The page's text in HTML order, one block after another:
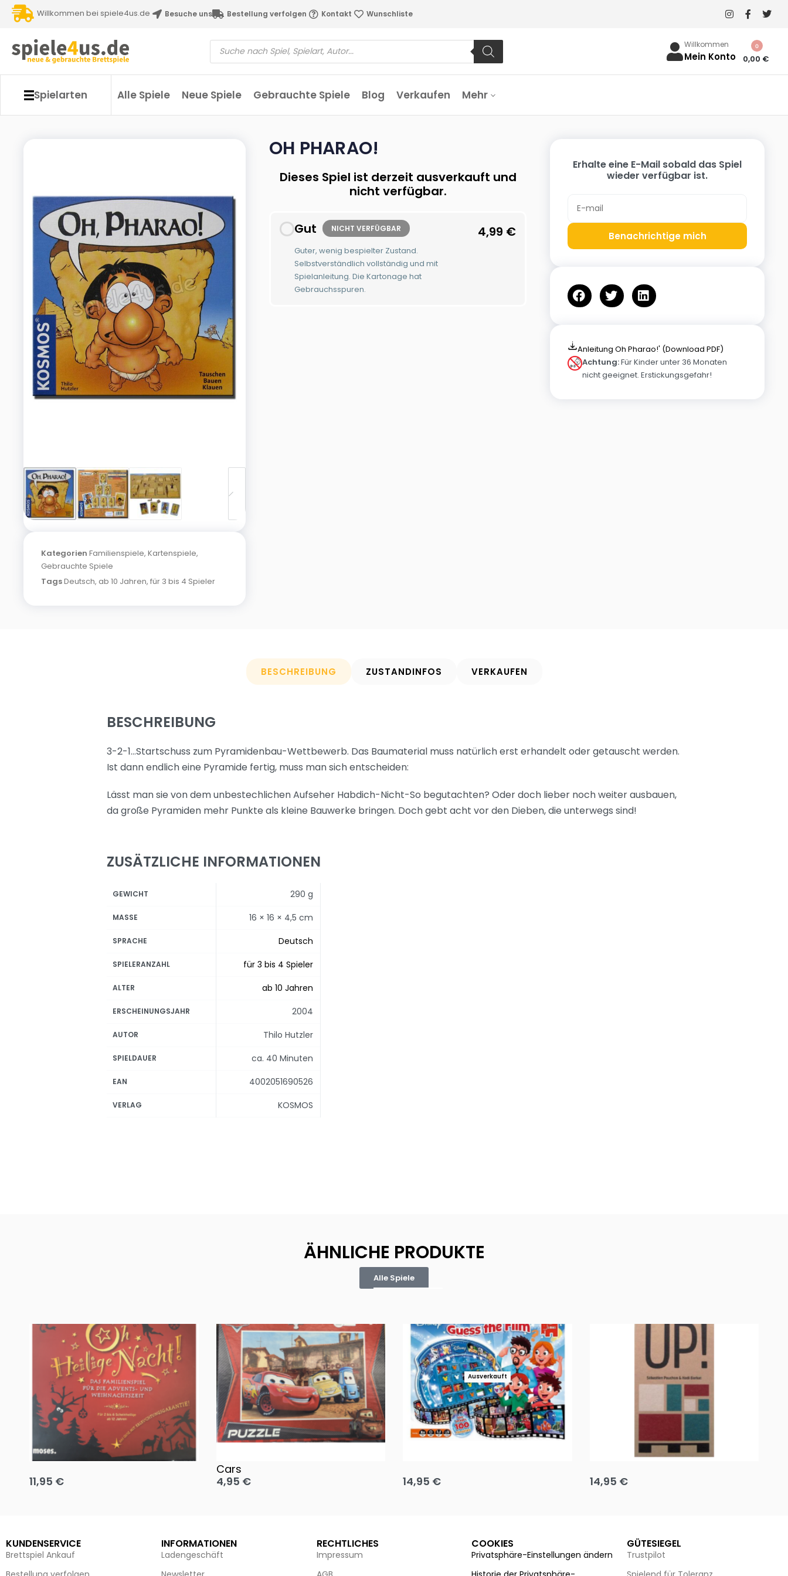
Willkommen bei spiele4us.de Besuche uns Bestellung verfolgen Kontakt Wunschliste
Willkommen
Mein Konto 0,00 €
0
Spielarten Alle Spiele Neue Spiele Gebrauchte Spiele Blog Verkaufen Mehr
Kategorien Familienspiele, Kartenspiele,
Gebrauchte Spiele
TagsDeutsch, ab 10 Jahren, für 3 bis 4 Spieler
OH PHARAO!
Dieses Spiel ist derzeit ausverkauft und
nicht verfügbar.
Gut NICHT VERFÜGBAR
Guter, wenig bespielter Zustand.
Selbstverständlich vollständig und mit
Spielanleitung. Die Kartonage hat
Gebrauchsspuren.
4,99 €
Erhalte eine E-Mail sobald das Spiel
wieder verfügbar ist.
Benachrichtige mich
Anleitung Oh Pharao!' (Download PDF)
Achtung:Für Kinder unter 36 Monaten
nicht geeignet. Erstickungsgefahr!
BESCHREIBUNG ZUSTANDINFOS VERKAUFEN
BESCHREIBUNG
3-2-1…Startschuss zum Pyramidenbau-Wettbewerb. Das Baumaterial muss natürlich erst erhandelt oder getauscht werden.
Ist dann endlich eine Pyramide fertig, muss man sich entscheiden:
Lässt man sie von dem unbestechlichen Aufseher Habdich-Nicht-So begutachten? Oder doch lieber noch weiter ausbauen,
da große Pyramiden mehr Punkte als kleine Bauwerke bringen. Doch gebt acht vor den Dieben, die unterwegs sind!
ZUSÄTZLICHE INFORMATIONEN
GEWICHT 290 g
MASSE 16 × 16 × 4,5 cm
SPRACHE Deutsch
SPIELERANZAHL für 3 bis 4 Spieler
ALTER ab 10 Jahren
ERSCHEINUNGSJAHR 2004
AUTOR Thilo Hutzler
SPIELDAUER ca. 40 Minuten
EAN 4002051690526
VERLAG KOSMOS
ÄHNLICHE PRODUKTE
Alle Spiele
Oh, heilige Nacht!
11,95 €
Cars
4,95 €
Ausverkauft
14,95 €
Team up
14,95 €
KUNDENSERVICE
Brettspiel Ankauf
INFORMATIONEN
Ladengeschäft
RECHTLICHES
Impressum
COOKIES
Privatsphäre-Einstellungen ändern
GÜTESIEGEL
Trustpilot